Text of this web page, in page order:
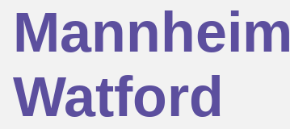
Mannheim
Watford